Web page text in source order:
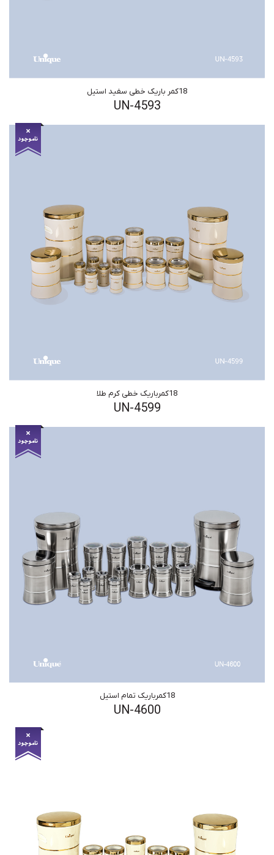
18کمر باریک خطی سفید استیل
UN-4593
18کمرباریک خطی کرم طلا
UN-4599
18کمرباریک تمام استیل
UN-4600